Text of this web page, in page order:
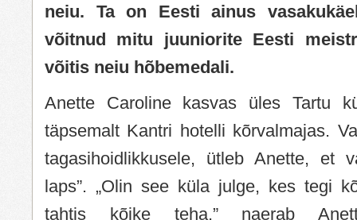
neiu. Ta on Eesti ainus
võitnud mitu juuniorite Eesti
võitis neiu hõbemedali.
Anette Caroline kasvas üles Tartu
täpsemalt Kantri hotelli kõrvalmajas.
tagasihoidlikkusele, ütleb Anette, et
laps”. „Olin see küla julge, kes tegi
tahtis kõike teha,” naerab